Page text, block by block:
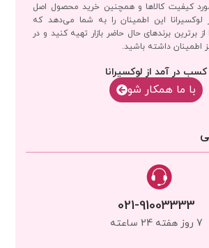
کیفیت کالاها و همچنین خرید محصول اصل
لوکسیرانا این اطمینان را به شما می‌دهد که
برترین برندهای حال حاضر بازار تهیه کنید و در
اطمینان داشته باشید.
کسب در آمد از لوکسیرانا
با‌‌ ما همکار شو
021-91003333
7 روز هفته 24 ساعته